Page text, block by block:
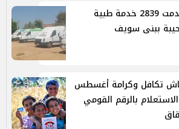
قافلة مجانية قدمت 2839 خدمة طبية
ببنى سويف
تكافل وكرامة أغسطس
الاستعلام بالرقم القومي